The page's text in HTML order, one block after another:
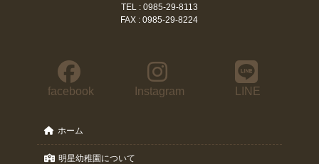
TEL : 0985-29-8113
FAX : 0985-29-8224
facebook Instagram LINE
ホーム
明星幼稚園について